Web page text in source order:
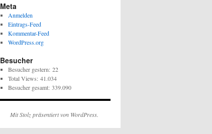
Meta
Anmelden
Eintrags-Feed
Kommentar-Feed
WordPress.org
Besucher
Besucher gestern: 22
Total Views: 41.034
Besucher gesamt: 339.090
Mit Stolz präsentiert von WordPress.